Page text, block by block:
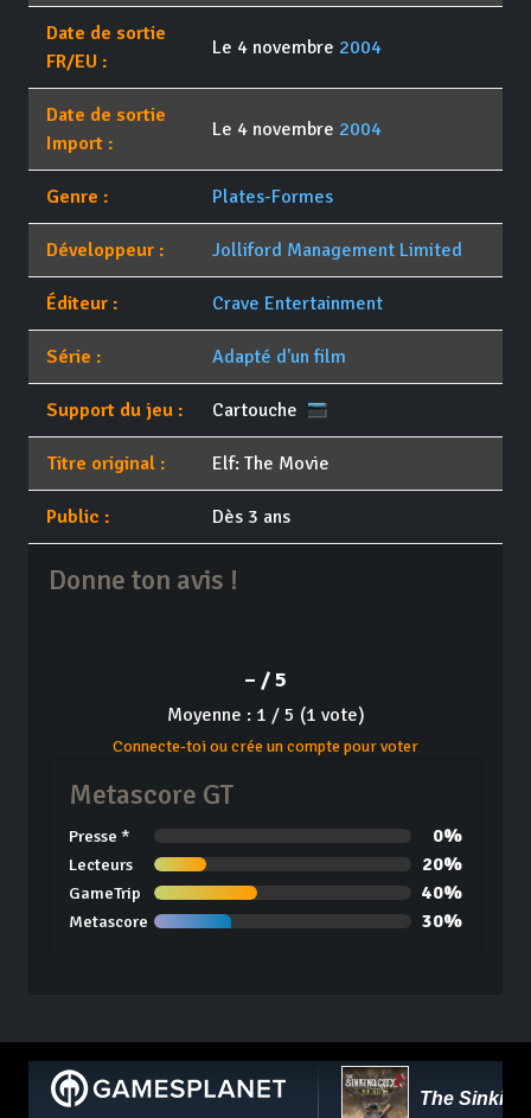
Date de sortie
FR/EU :
Le 4 novembre 2004
Date de sortie
Import :
Le 4 novembre 2004
Genre : Plates-Formes
Développeur : Jolliford Management Limited
Éditeur : Crave Entertainment
Série : Adapté d'un film
Support du jeu : Cartouche
Titre original : Elf: The Movie
Public : Dès 3 ans
Donne ton avis !
– / 5
Moyenne : 1 / 5 (1 vote)
Connecte-toi ou crée un compte pour voter
Metascore GT
Presse * 0%
Lecteurs 20%
GameTrip 40%
Metascore 30%